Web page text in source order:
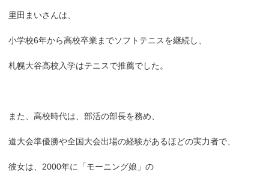
里田まいさんは、
小学校6年から高校卒業までソフトテニスを継続し、
札幌大谷高校入学はテニスで推薦でした。
また、高校時代は、部活の部長を務め、
道大会準優勝や全国大会出場の経験があるほどの実力者で、
彼女は、2000年に「モーニング娘」の